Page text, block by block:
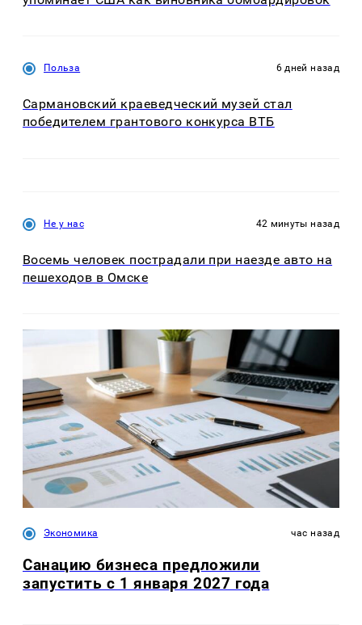
Польза 6 дней назад
Сармановский краеведческий музей стал
победителем грантового конкурса ВТБ
Не у нас 42 минуты назад
Восемь человек пострадали при наезде авто на
пешеходов в Омске
Экономика час назад
Санацию бизнеса предложили
запустить с 1 января 2027 года